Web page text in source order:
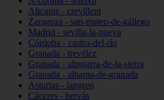
Alicante - crevillent
Zaragoza - san-mateo-de-gállego
Madrid - sevilla-la-nueva
Córdoba - castro-del-río
Granada - trevélez
Granada - alpujarra-de-la-sierra
Granada - alhama-de-granada
Asturias - langreo
Cáceres - hervás